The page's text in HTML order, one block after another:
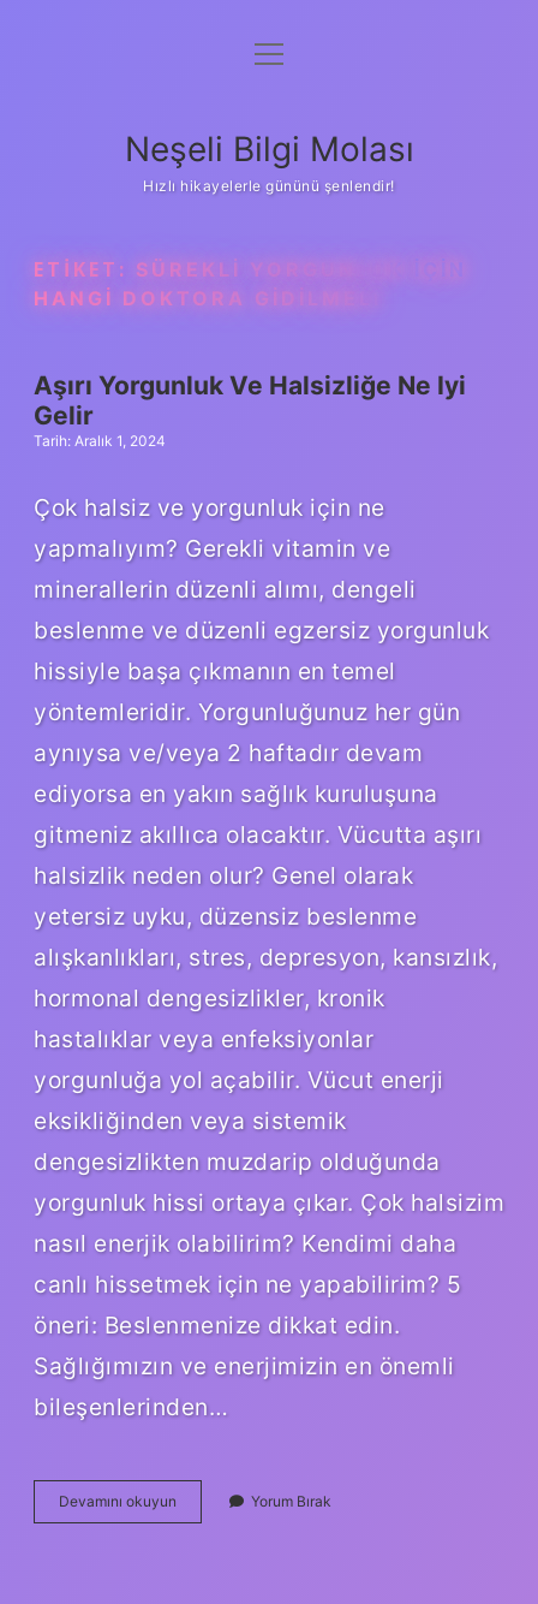
Anasayfa
Yasal Uyarı
menüyü
Neşeli Bilgi Molası
Hızlı hikayelerle gününü şenlendir!
ETIKET: SÜREKLI YORGUNLUK IÇIN
HANGI DOKTORA GIDILMELI
Aşırı Yorgunluk Ve Halsizliğe Ne Iyi
Gelir
Tarih: Aralık 1, 2024
Çok halsiz ve yorgunluk için ne
yapmalıyım? Gerekli vitamin ve
minerallerin düzenli alımı, dengeli
beslenme ve düzenli egzersiz yorgunluk
hissiyle başa çıkmanın en temel
yöntemleridir. Yorgunluğunuz her gün
aynıysa ve/veya 2 haftadır devam
ediyorsa en yakın sağlık kuruluşuna
gitmeniz akıllıca olacaktır. Vücutta aşırı
halsizlik neden olur? Genel olarak
yetersiz uyku, düzensiz beslenme
alışkanlıkları, stres, depresyon, kansızlık,
hormonal dengesizlikler, kronik
hastalıklar veya enfeksiyonlar
yorgunluğa yol açabilir. Vücut enerji
eksikliğinden veya sistemik
dengesizlikten muzdarip olduğunda
yorgunluk hissi ortaya çıkar. Çok halsizim
nasıl enerjik olabilirim? Kendimi daha
canlı hissetmek için ne yapabilirim? 5
öneri: Beslenmenize dikkat edin.
Sağlığımızın ve enerjimizin en önemli
bileşenlerinden…
Devamını okuyun
Yorgunluk
Yorum Bırak